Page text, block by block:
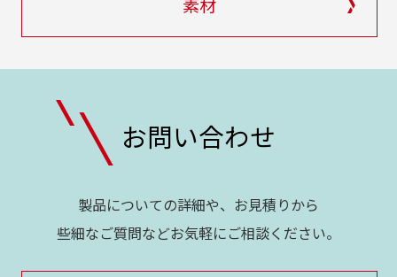
素材
お問い合わせ
製品についての詳細や、お見積りから
些細なご質問などお気軽にご相談ください。